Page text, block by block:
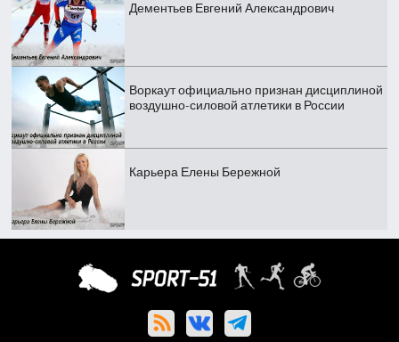
Дементьев Евгений Александрович
Воркаут официально признан дисциплиной
воздушно-силовой атлетики в России
Карьера Елены Бережной